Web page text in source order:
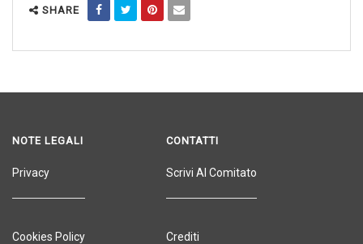
SHARE
NOTE LEGALI
Privacy
Cookies Policy
CONTATTI
Scrivi Al Comitato
Crediti